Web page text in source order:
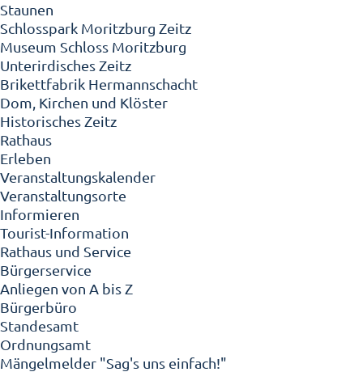
Staunen
Schlosspark Moritzburg Zeitz
Museum Schloss Moritzburg
Unterirdisches Zeitz
Brikettfabrik Hermannschacht
Dom, Kirchen und Klöster
Historisches Zeitz
Rathaus
Erleben
Veranstaltungskalender
Veranstaltungsorte
Informieren
Tourist-Information
Rathaus und Service
Bürgerservice
Anliegen von A bis Z
Bürgerbüro
Standesamt
Ordnungsamt
Mängelmelder "Sag's uns einfach!"